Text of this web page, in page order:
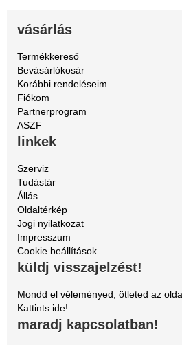
vásárlás
Termékkereső
Bevásárlókosár
Korábbi rendeléseim
Fiókom
Partnerprogram
ASZF
linkek
Szerviz
Tudástár
Állás
Oldaltérkép
Jogi nyilatkozat
Impresszum
Cookie beállítások
küldj visszajelzést!
Mondd el véleményed, ötleted az
Kattints ide!
maradj kapcsolatban!